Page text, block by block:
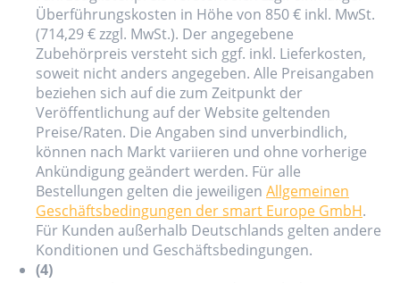
Überführungskosten in Höhe von 850 € inkl. MwSt.
(714,29 € zzgl. MwSt.). Der angegebene
Zubehörpreis versteht sich ggf. inkl. Lieferkosten,
soweit nicht anders angegeben. Alle Preisangaben
beziehen sich auf die zum Zeitpunkt der
Veröffentlichung auf der Website geltenden
Preise/Raten. Die Angaben sind unverbindlich,
können nach Markt variieren und ohne vorherige
Ankündigung geändert werden. Für alle
Bestellungen gelten die jeweiligen Allgemeinen
Geschäftsbedingungen der smart Europe GmbH.
Für Kunden außerhalb Deutschlands gelten andere
Konditionen und Geschäftsbedingungen.
(4)